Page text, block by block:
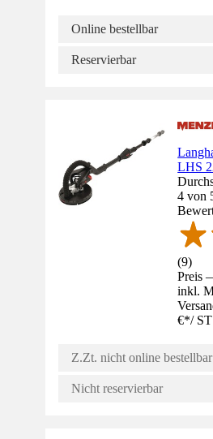
Online bestellbar
Reservierbar
LHS
4 von
(9)
Preis
inkl.
€*/ ST
Z.Zt. nicht online bestellbar
Nicht reservierbar